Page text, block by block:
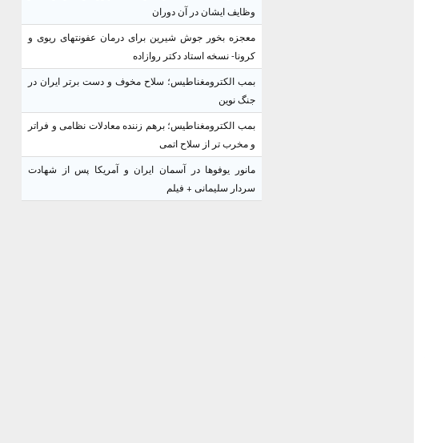
وظایف ایشان در آن دوران
معجزه بخور جوش شیرین برای درمان عفونتهای ریوی و
کرونا- نسخه استاد دکتر روازاده
بمب الکترومغناطیس؛ سلاح مخوف و دست برتر ایران در
جنگ نوین
بمب الکترومغناطیس؛ برهم زننده معادلات نظامی و فراتر
و مخرب تر از سلاح اتمی
مانور یوفوها در آسمان ایران و آمریکا پس از شهادت
سردار سلیمانی + فیلم